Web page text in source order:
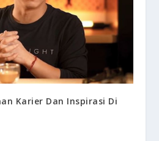
Karier Dan Inspirasi Di